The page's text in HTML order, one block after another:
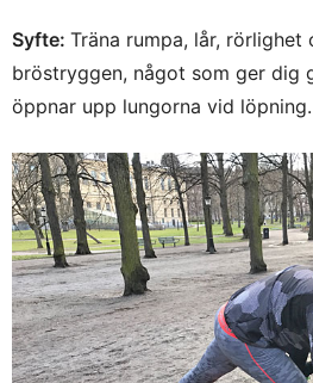
Syfte: Träna rumpa, lår, rörlighet
bröstryggen, något som ger dig
öppnar upp lungorna vid löpning.